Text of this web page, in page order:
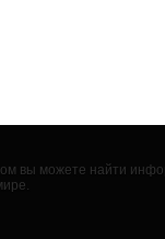
вы можете найти